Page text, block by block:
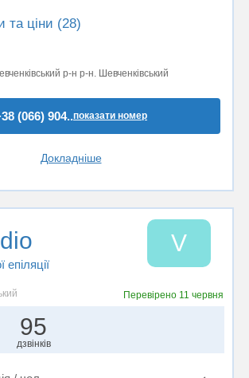
та ціни (28)
р-н р-н. Шевченківський
(066) 904..показати номер
Докладніше
епіляції
V
Перевірено 11 червня
95
дзвінків